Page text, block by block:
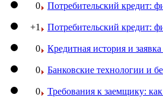
0 Потребительский кредит:
+1 Потребительский кредит:
0 Кредитная история и
0 Банковские технологии и
0 Требования к заемщику: